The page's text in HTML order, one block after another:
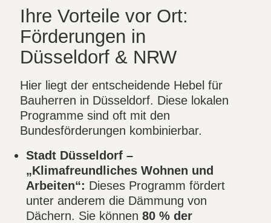
Ihre Vorteile vor Ort:
Förderungen in
Düsseldorf & NRW
Hier liegt der entscheidende Hebel für
Bauherren in Düsseldorf. Diese lokalen
Programme sind oft mit den
Bundesförderungen kombinierbar.
Stadt Düsseldorf –
„Klimafreundliches Wohnen und
Arbeiten“: Dieses Programm fördert
unter anderem die Dämmung von
Dächern. Sie können80 % der